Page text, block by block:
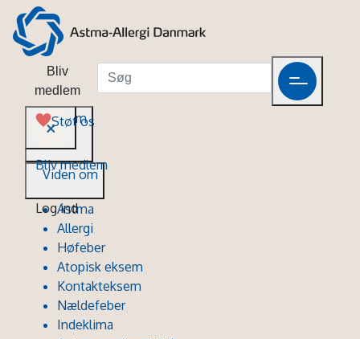
Bliv
medlem
Støt os
Bliv medlem
Log ind
Viden om
Viden om
Astma
Allergi
Høfeber
Atopisk eksem
Kontakteksem
Nældefeber
Indeklima